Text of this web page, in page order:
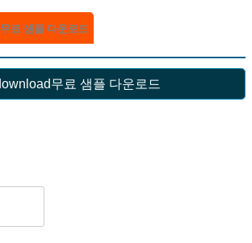
무료 샘플 다운로드
무료 샘플 다운로드